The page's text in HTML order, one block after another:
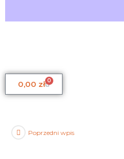
0,00 zł 0
Poprzedni wpis